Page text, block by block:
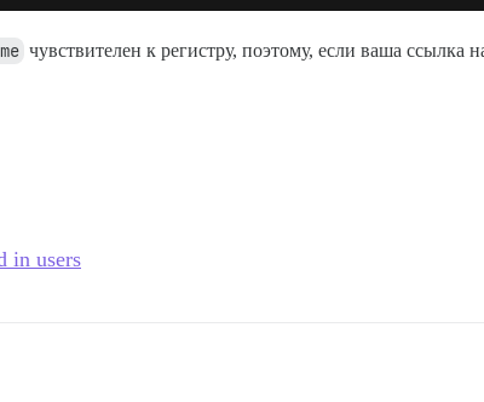
чувствителен к регистру, поэтому, если ваша ссылка
in users